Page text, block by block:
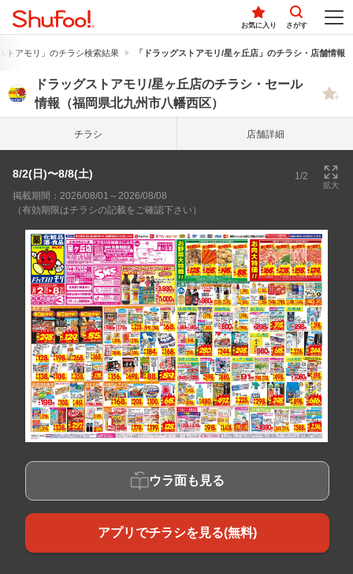
お気に入り さがす
トアモリ」のチラシ検索結果 「ドラッグストアモリ/星ヶ丘店」のチラシ・店舗情報
ドラッグストアモリ/星ヶ丘店のチラシ・セール
情報（福岡県北九州市八幡西区）
チラシ 店舗詳細
8/2(日)〜8/8(土) 1/2
拡大
掲載期間：2026/08/01～2026/08/08
（有効期限はチラシの記載をご確認下さい）
ウラ面も見る
アプリでチラシを見る(無料)